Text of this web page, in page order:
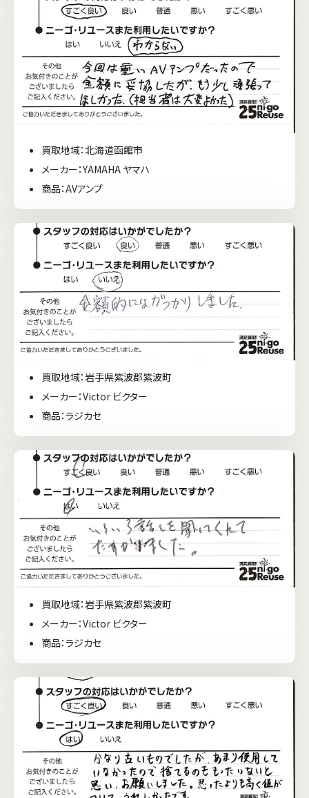
買取地域：北海道函館市
メーカー：YAMAHA ヤマハ
商品：AVアンプ
買取地域：岩手県紫波郡紫波町
メーカー：Victor ビクター
商品：ラジカセ
買取地域：岩手県紫波郡紫波町
メーカー：Victor ビクター
商品：ラジカセ